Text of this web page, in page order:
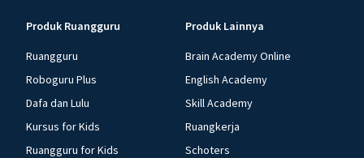
Produk Ruangguru
Ruangguru
Roboguru Plus
Dafa dan Lulu
Kursus for Kids
Ruangguru for Kids
Produk Lainnya
Brain Academy Online
English Academy
Skill Academy
Ruangkerja
Schoters